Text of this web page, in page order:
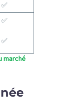
✅
✅
✅
marché